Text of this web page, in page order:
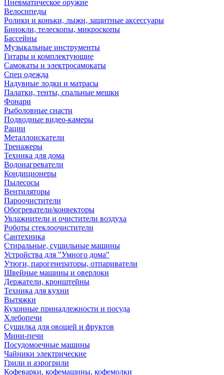
Пневматическое оружие
Велосипеды
Ролики и коньки, лыжи, защитные аксессуары
Бинокли, телескопы, микроскопы
Бассейны
Музыкальные инструменты
Гитары и комплектующие
Самокаты и электросамокаты
Спец одежда
Надувные лодки и матрасы
Палатки, тенты, спальные мешки
Фонари
Рыболовные снасти
Подводные видео-камеры
Рации
Металлоискатели
Тренажеры
Техника для дома
Водонагреватели
Кондиционеры
Пылесосы
Вентиляторы
Пароочистители
Обогреватели/конвекторы
Увлажнители и очистители воздуха
Роботы стеклоочистители
Сантехника
Стиральные, сушильные машины
Устройства для "Умного дома"
Утюги, парогенераторы, отпариватели
Швейные машины и оверлоки
Держатели, кронштейны
Техника для кухни
Вытяжки
Кухонные принадлежности и посуда
Хлебопечи
Сушилка для овощей и фруктов
Мини-печи
Посудомоечные машины
Чайники электрические
Грили и аэрогрили
Кофеварки, кофемашины, кофемолки